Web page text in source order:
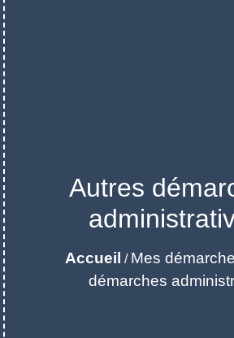
Autres
Accueil / Mes
démarches